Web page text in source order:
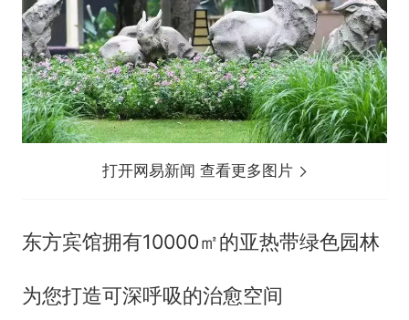
打开网易新闻 查看更多图片
东方宾馆拥有10000㎡的亚热带绿色园林
为您打造可深呼吸的治愈空间